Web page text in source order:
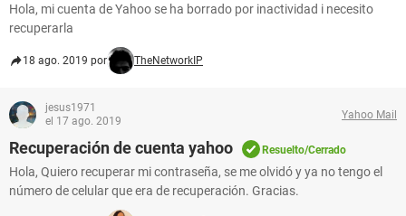
Hola, mi cuenta de Yahoo se ha borrado por inactividad i necesito
recuperarla
18 ago. 2019 por TheNetworkIP
jesus1971
el 17 ago. 2019
Yahoo Mail
Recuperación de cuenta yahoo Resuelto/Cerrado
Hola, Quiero recuperar mi contraseña, se me olvidó y ya no tengo el
número de celular que era de recuperación. Gracias.